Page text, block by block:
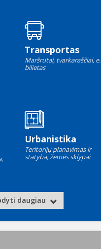
Transportas
Maršrutai, tvarkaraščiai, e.
bilietas
Urbanistika
Teritorijų planavimas ir
statyba, žemės sklypai
daugiau